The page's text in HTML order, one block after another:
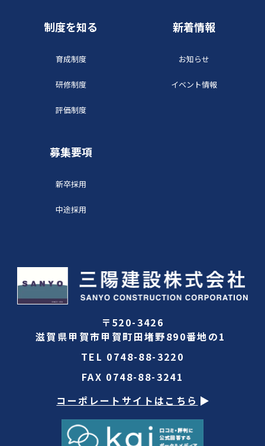
制度を知る
育成制度
研修制度
評価制度
新着情報
お知らせ
イベント情報
募集要項
新卒採用
中途採用
〒520-3426
滋賀県甲賀市甲賀町田堵野890番地の1
TEL 0748-88-3220
FAX 0748-88-3241
コーポレートサイトはこちら